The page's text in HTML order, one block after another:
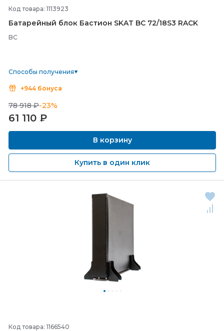
Код товара: 1113923
Батарейный блок Бастион SKAT BC 72/18S3 RACK
BC
Способы получения
+944 бонуса
78 918 ₽-23%
61 110 ₽
В корзину
Купить в один клик
Код товара: 1166540